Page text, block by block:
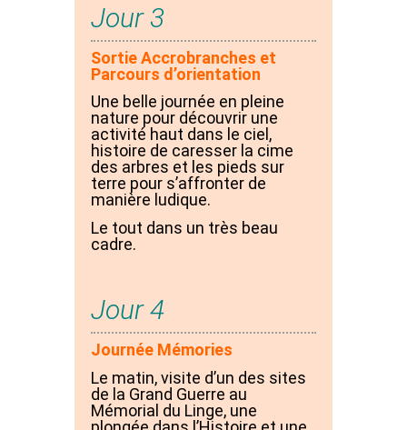
Jour 3
Sortie Accrobranches et
Parcours d’orientation
Une belle journée en pleine
nature pour découvrir une
activité haut dans le ciel,
histoire de caresser la cime
des arbres et les pieds sur
terre pour s’affronter de
manière ludique.
Le tout dans un très beau
cadre.
Jour 4
Journée Mémories
Le matin, visite d’un des sites
de la Grand Guerre au
Mémorial du Linge, une